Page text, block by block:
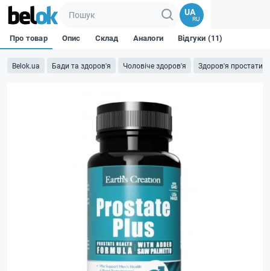
UA
RU
Belok.ua Бади та здоров'я Чоловіче здоров'я Здоров'я простати
Про товар Опис Склад Аналоги Відгуки (11)